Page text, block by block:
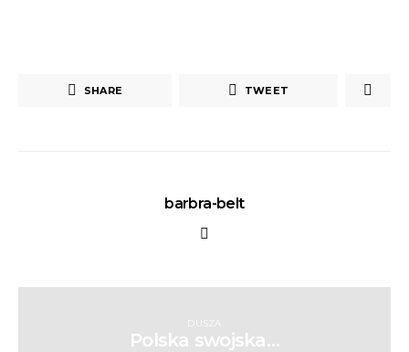
SHARE TWEET
barbra-belt
DUSZA
Polska swojska…